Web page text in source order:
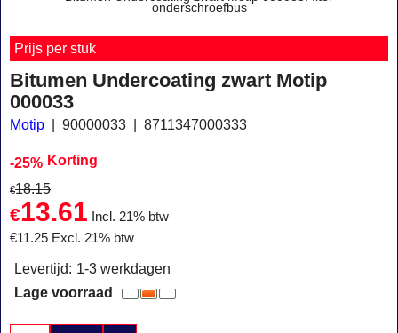
onderschroefbus
Prijs per stuk
Bitumen Undercoating zwart Motip
000033
Motip 90000033 8711347000333
-25% Korting
€18.15
€13.61
Incl. 21% btw
€11.25 Excl. 21% btw
Levertijd: 1-3 werkdagen
Lage voorraad